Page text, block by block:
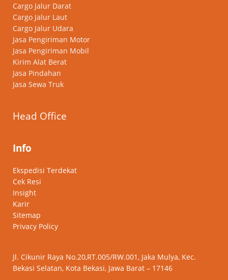
Cargo Jalur Darat
Cargo Jalur Laut
Cargo Jalur Udara
Jasa Pengiriman Motor
Jasa Pengiriman Mobil
Kirim Alat Berat
Jasa Pindahan
Jasa Sewa Truk
Head Office
Info
Ekspedisi Terdekat
Cek Resi
Insight
Karir
Sitemap
Privacy Policy
Jl. Cikunir Raya No.20,RT.005/RW.001, Jaka Mulya, Kec.
Bekasi Selatan, Kota Bekasi, Jawa Barat – 17146